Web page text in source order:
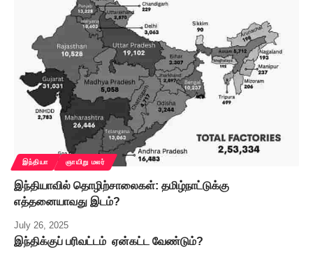
இந்தியா ஞாயிறு மலர்
இந்தியாவில் தொழிற்சாலைகள்: தமிழ்நாட்டுக்கு
எத்தனையாவது இடம்?
July 26, 2025
இந்திக்குப் பரிவட்டம் ஏன்கட்ட வேண்டும்?